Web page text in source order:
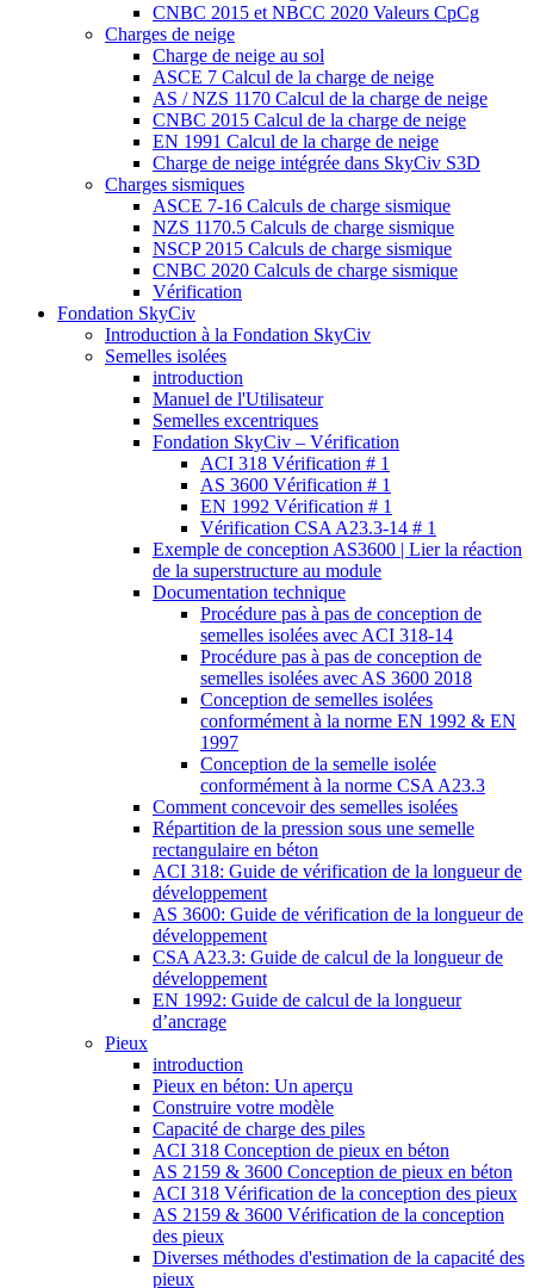
CNBC 2015 et NBCC 2020 Valeurs CpCg
Charges de neige
Charge de neige au sol
ASCE 7 Calcul de la charge de neige
AS / NZS 1170 Calcul de la charge de neige
CNBC 2015 Calcul de la charge de neige
EN 1991 Calcul de la charge de neige
Charge de neige intégrée dans SkyCiv S3D
Charges sismiques
ASCE 7-16 Calculs de charge sismique
NZS 1170.5 Calculs de charge sismique
NSCP 2015 Calculs de charge sismique
CNBC 2020 Calculs de charge sismique
Vérification
Fondation SkyCiv
Introduction à la Fondation SkyCiv
Semelles isolées
introduction
Manuel de l'Utilisateur
Semelles excentriques
Fondation SkyCiv – Vérification
ACI 318 Vérification # 1
AS 3600 Vérification # 1
EN 1992 Vérification # 1
Vérification CSA A23.3-14 # 1
Exemple de conception AS3600 | Lier la réaction
de la superstructure au module
Documentation technique
Procédure pas à pas de conception de
semelles isolées avec ACI 318-14
Procédure pas à pas de conception de
semelles isolées avec AS 3600 2018
Conception de semelles isolées
conformément à la norme EN 1992 & EN
1997
Conception de la semelle isolée
conformément à la norme CSA A23.3
Comment concevoir des semelles isolées
Répartition de la pression sous une semelle
rectangulaire en béton
ACI 318: Guide de vérification de la longueur de
développement
AS 3600: Guide de vérification de la longueur de
développement
CSA A23.3: Guide de calcul de la longueur de
développement
EN 1992: Guide de calcul de la longueur
d’ancrage
Pieux
introduction
Pieux en béton: Un aperçu
Construire votre modèle
Capacité de charge des piles
ACI 318 Conception de pieux en béton
AS 2159 & 3600 Conception de pieux en béton
ACI 318 Vérification de la conception des pieux
AS 2159 & 3600 Vérification de la conception
des pieux
Diverses méthodes d'estimation de la capacité des
pieux